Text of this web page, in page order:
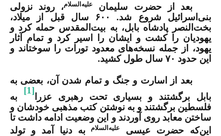
بعد از حضرت سلیمان علیه‌السلام، روند نزولی
بنی‌اسرائیل شروع شد. ۶۰۰ سال قبل از میلاد،
بخت‌النصر پادشاه بابل، به بیت‌المقدس حمله کرد و
یهودیان را کشت و ایشان را اسیر کرد و تمام آثار
یهود، از جمله نسخه‌های معدود تورات را سوختاند و
این حدود ۷۰ سال طول کشید.
بعد از اسارت و جنگ و تمام شدن آن، بعضی به
بابل برگشتند و بسیاری تحت رهبری عزرا
[1]
به
فلسطین برگشتند و به نوشتن کتب مذهبی خودشان و
ساختن معابد روی آوردند و این وضعیت ادامه داشت تا
این‌که حضرت عیسی
علیه‌السلامبه دنیا آمد و تولد